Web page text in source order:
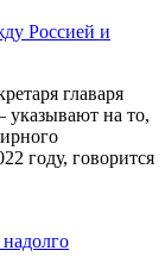
Россией и
главаря
указывают на то,
году, говорится